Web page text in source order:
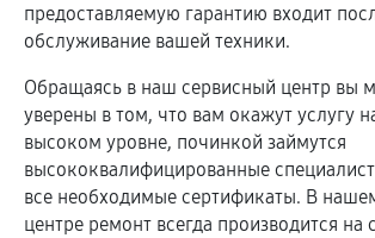
предоставляемую гарантию входит
обслуживание вашей техники.
Обращаясь в наш сервисный центр вы
уверены в том, что вам окажут услугу
высоком уровне, починкой займутся
высококвалифицированные
все необходимые сертификаты. В
центре ремонт всегда производится на